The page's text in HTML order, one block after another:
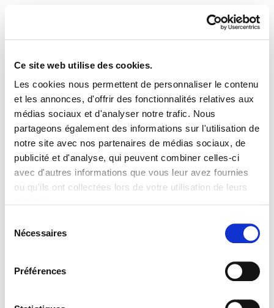
Ce site web utilise des cookies.
Les cookies nous permettent de personnaliser le contenu
et les annonces, d'offrir des fonctionnalités relatives aux
médias sociaux et d'analyser notre trafic. Nous
partageons également des informations sur l'utilisation de
notre site avec nos partenaires de médias sociaux, de
publicité et d'analyse, qui peuvent combiner celles-ci
avec d'autres informations que vous leur avez fournies
ou qu'ils ont collectées lors de votre utilisation de leurs
Nécessaires
Préférences
ELA Astekaria 291
PLAN DU SITE ACCESSIBILITÉ CONTACT
Manu Robles-Arangiz Institutua Fundazioa
Barrainkua 13 - 48009 Bilbo -
Telf. +33 (0) 559 25 65 52